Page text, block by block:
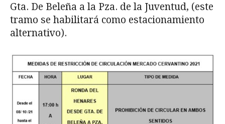
Gta. De Beleña a la Pza. de la Juventud, (este
tramo se habilitará como estacionamiento
alternativo).